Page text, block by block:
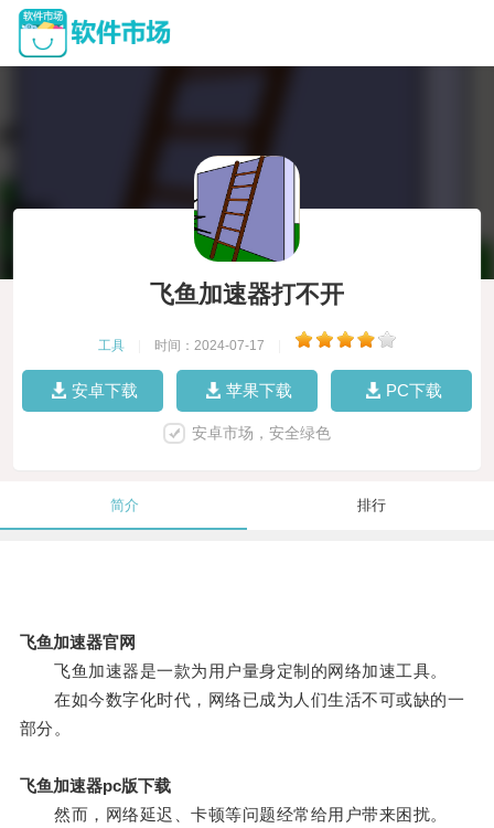
飞鱼加速器打不开
工具 时间：2024-07-17
安卓下载 苹果下载 PC下载
安卓市场，安全绿色
简介 排行
飞鱼加速器官网
飞鱼加速器是一款为用户量身定制的网络加速工具。
在如今数字化时代，网络已成为人们生活不可或缺的一
部分。
飞鱼加速器pc版下载
然而，网络延迟、卡顿等问题经常给用户带来困扰。